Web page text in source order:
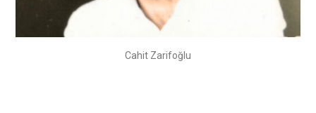
Cahit Zarifoğlu